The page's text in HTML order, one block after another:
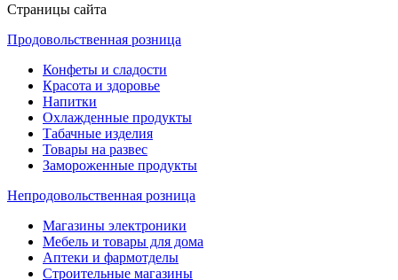
Страницы сайта
Продовольственная розница
Конфеты и сладости
Красота и здоровье
Напитки
Охлажденные продукты
Табачные изделия
Товары на развес
Замороженные продукты
Непродовольственная розница
Магазины электроники
Мебель и товары для дома
Аптеки и фармотделы
Строительные магазины